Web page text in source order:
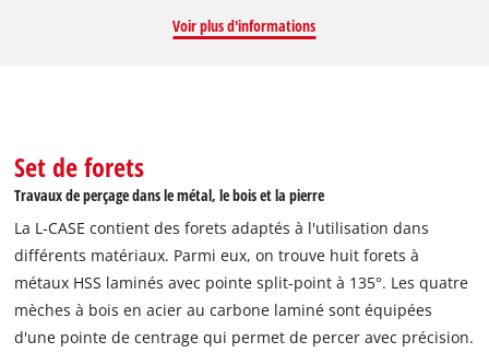
robuste, gris sablé, avec tige C 6.3 et les sorties PH1 / PH2 /
facile. Le kit Einhell comprend également cinq douilles de
tailles 5 / 6 / 8 / 10 / 13 mm à entraînement 1/4", fabriquées
en acier CV. Pour une meilleure prise en main et une plus
grande durabilité, les douilles grises sablées sont satinées
avec des cannelures. La fraise à lamer de 12 mm avec tige E
6.3 est en acier au carbone gris sablé et robuste. En outre, la
L-CASE propose huit forets à métaux en acier HSS laminé avec
Voir plus d'informations
Set de forets
Travaux de perçage dans le métal, le bois et la pierre
La L-CASE contient des forets adaptés à l'utilisation dans
différents matériaux. Parmi eux, on trouve huit forets à
métaux HSS laminés avec pointe split-point à 135°. Les quatre
mèches à bois en acier au carbone laminé sont équipées
d'une pointe de centrage qui permet de percer avec précision.